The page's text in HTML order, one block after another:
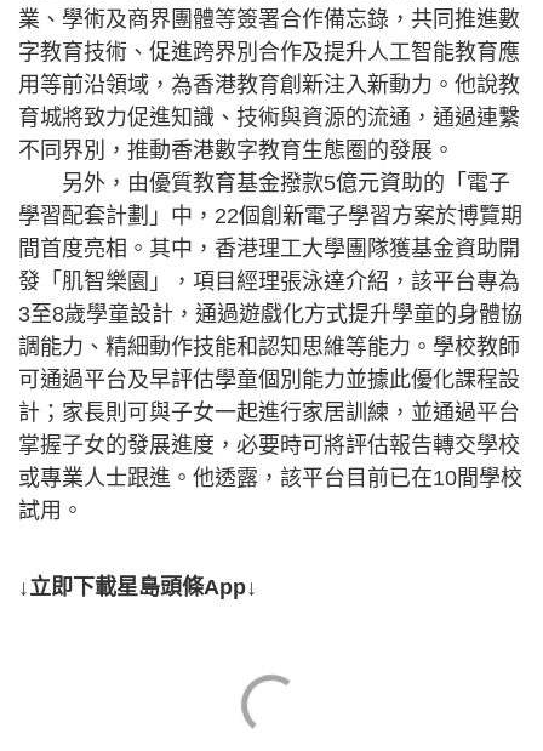
業、學術及商界團體等簽署合作備忘錄，共同推進數
字教育技術、促進跨界別合作及提升人工智能教育應
用等前沿領域，為香港教育創新注入新動力。他說教
育城將致力促進知識、技術與資源的流通，通過連繫
不同界別，推動香港數字教育生態圈的發展。
另外，由優質教育基金撥款5億元資助的「電子
學習配套計劃」中，22個創新電子學習方案於博覽期
間首度亮相。其中，香港理工大學團隊獲基金資助開
發「肌智樂園」，項目經理張泳達介紹，該平台專為
3至8歲學童設計，通過遊戲化方式提升學童的身體協
調能力、精細動作技能和認知思維等能力。學校教師
可通過平台及早評估學童個別能力並據此優化課程設
計；家長則可與子女一起進行家居訓練，並通過平台
掌握子女的發展進度，必要時可將評估報告轉交學校
或專業人士跟進。他透露，該平台目前已在10間學校
試用。
↓立即下載星島頭條App↓